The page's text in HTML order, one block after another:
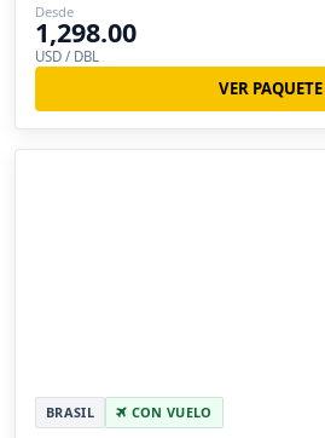
Desde
1,298.00
USD / DBL
VER PAQUETE
BRASIL CON VUELO